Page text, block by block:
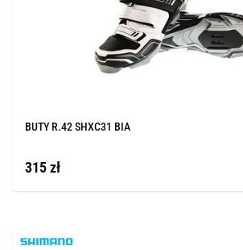
BUTY R.42 SHXC31 BIA
315 zł